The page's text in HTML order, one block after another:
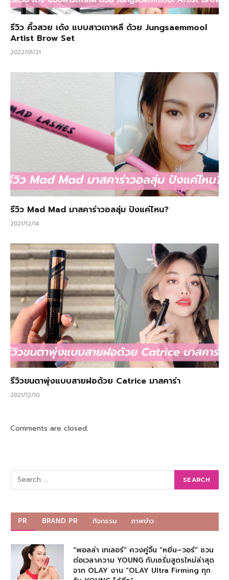
รีวิว คิ้วสวย เด้ง แบบสาวเกาหลี ด้วย Jungsaemmool
Artist Brow Set
2022/01/21
รีวิว Mad Mad มาสคาร่าวอลลุ่ม ปังแค่ไหน?
2021/12/14
รีวิวขนตาพุ่งแบบสายฝอด้วย Catrice มาสคาร่า
2021/12/10
Comments are closed.
PR BRAND PR กิจกรรม ภาพข่าว
“พอลล่า เทเลอร์” ควงคู่จิ้น “หยิ่น–วอร์” ชวน
ต่อเวลาความ YOUNG กับเซรั่มสูตรใหม่ล่าสุด
จาก OLAY งาน “OLAY Ultra Firming ทุก